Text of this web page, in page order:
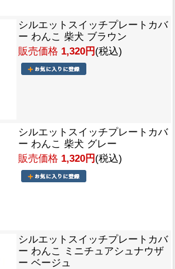
シルエットスイッチプレートカバ
ー わんこ 柴犬 ブラウン
販売価格 1,320円 (税込)
シルエットスイッチプレートカバ
ー わんこ 柴犬 グレー
販売価格 1,320円 (税込)
シルエットスイッチプレートカバ
ー わんこ ミニチュアシュナウザ
ー ベージュ